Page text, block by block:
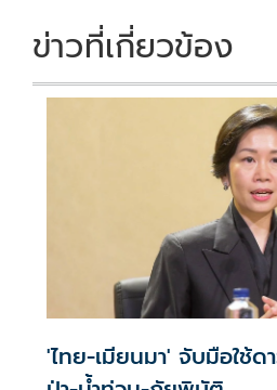
k k
ข่าวที่เกี่ยวข้อง
'ไทย-เมียนมา' จับมือใช้ด